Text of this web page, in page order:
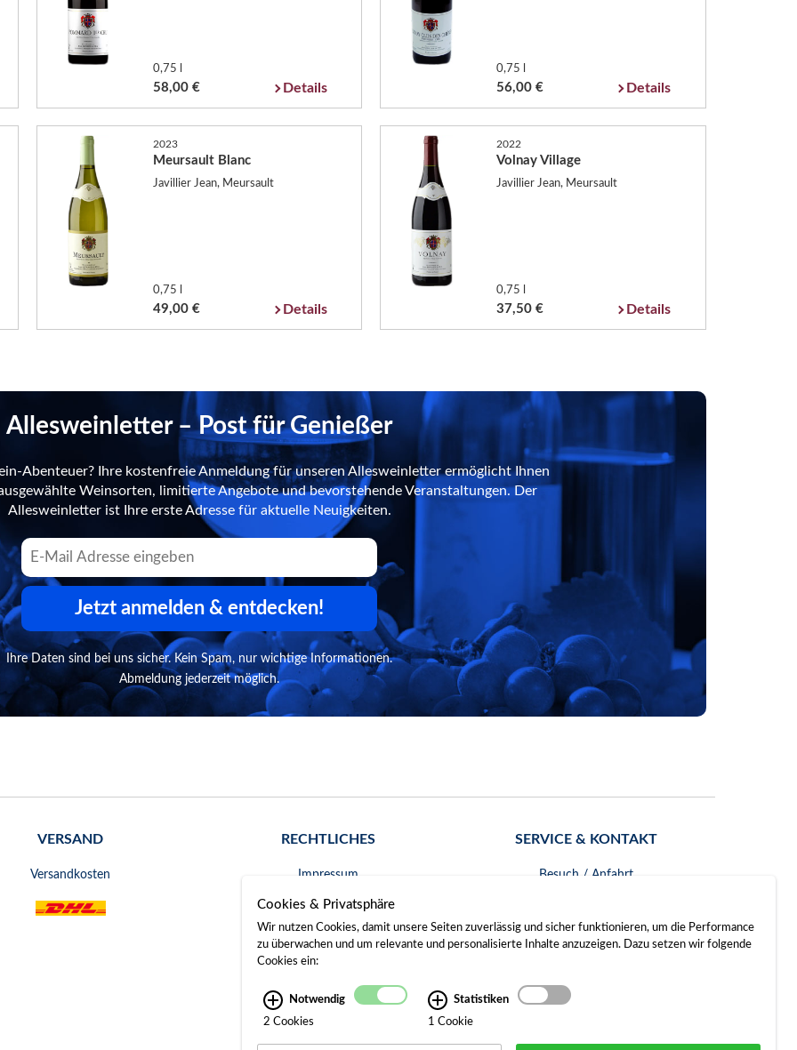
0,75 l
58,00 € Details
0,75 l
56,00 € Details
2023
Meursault Blanc
Javillier Jean, Meursault
0,75 l
49,00 € Details
2022
Volnay Village
Javillier Jean, Meursault
0,75 l
37,50 € Details
Allesweinletter – Post für Genießer
Abenteuer? Ihre kostenfreie Anmeldung für unseren Allesweinletter ermöglicht Ihnen
Weinsorten, limitierte Angebote und bevorstehende Veranstaltungen. Der
Allesweinletter ist Ihre erste Adresse für aktuelle Neuigkeiten.
Jetzt anmelden & entdecken!
Ihre Daten sind bei uns sicher. Kein Spam, nur wichtige Informationen.
Abmeldung jederzeit möglich.
VERSAND
Versandkosten
RECHTLICHES
Impressum
AGB
Widerrufsrecht
Gerichtsstand
SERVICE & KONTAKT
Besuch / Anfahrt
Cookies & Privatsphäre
Wir nutzen Cookies, damit unsere Seiten zuverlässig und sicher funktionieren, um die Performance
zu überwachen und um relevante und personalisierte Inhalte anzuzeigen. Dazu setzen wir folgende
Cookies ein:
Notwendig
2 Cookies
Statistiken
1 Cookie